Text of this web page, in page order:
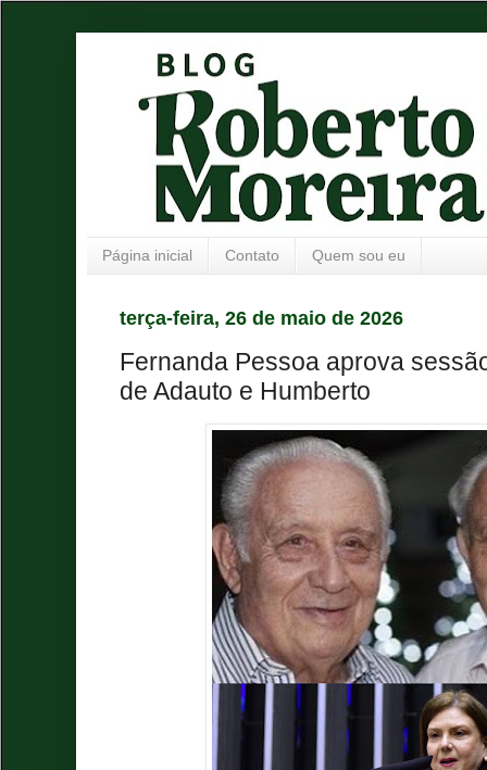
Página inicial Contato Quem sou eu
terça-feira, 26 de maio de 2026
Fernanda Pessoa aprova
de Adauto e Humberto